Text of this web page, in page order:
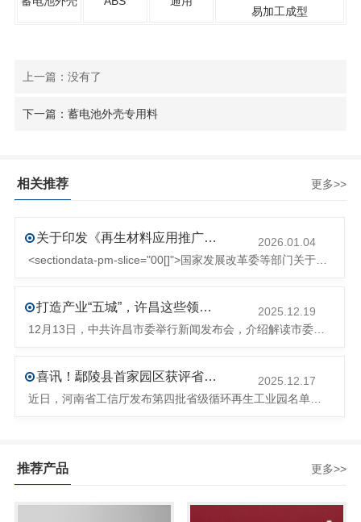
易加工成型
上一篇：没有了
下一篇：蓄电池外壳专用料
相关推荐 更多>>
关于印发《再生材料应用推广行动方案》的通知(发改环资〔2025〕1681号)
2026.01.04
打造产业“五城”，许昌这些领域将迎来大发展！
2025.12.19
喜讯！鄢陵县首家园区获评省级循环再生工业园
2025.12.17
推荐产品 更多>>